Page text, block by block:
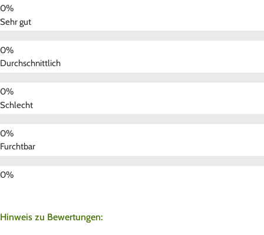
Sehr gut
Durchschnittlich
Schlecht
Furchtbar
Hinweis zu Bewertungen: